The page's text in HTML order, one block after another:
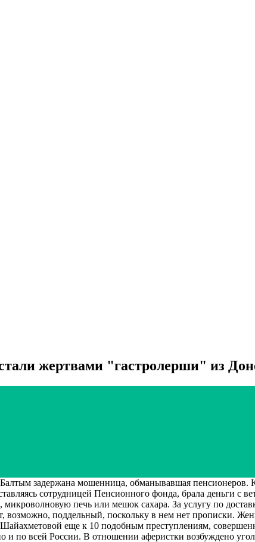
жертвами "гастролерши" из
задержана мошенница, обманывавшая пенсионеров.
сотрудницей Пенсионного фонда, брала деньги с
печь или мешок сахара. За услугу по
поддельный, поскольку в нем нет прописки.
еще к 10 подобным преступлениям,
и по всей России. В отношении аферистки возбуждено